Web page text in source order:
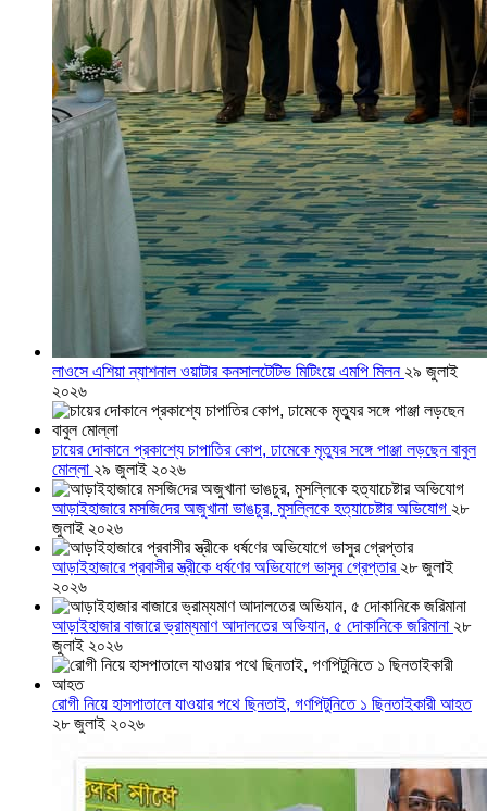
লাওসে এশিয়া ন্যাশনাল ওয়াটার কনসালটেটিভ মিটিংয়ে এমপি মিলন ২৯ জুলাই
২০২৬
চায়ের দোকানে প্রকাশ্যে চাপাতির কোপ, ঢামেকে মৃত্যুর সঙ্গে পাঞ্জা লড়ছেন বাবুল
মোল্লা ২৯ জুলাই ২০২৬
আড়াইহাজারে মস‌জি‌দের অজুখানা ভাঙচুর, মুসল্লিকে হত্যাচেষ্টার অভিযোগ ২৮
জুলাই ২০২৬
আড়াইহাজারে প্রবাসীর স্ত্রীকে ধর্ষণের অভিযোগে ভাসুর গ্রেপ্তার ২৮ জুলাই
২০২৬
আড়াইহাজার বাজারে ভ্রাম্যমাণ আদালতের অভিযান, ৫ দোকানিকে জরিমানা ২৮
জুলাই ২০২৬
রোগী নিয়ে হাসপাতালে যাওয়ার পথে ছিনতাই, গণপিটুনিতে ১ ছিনতাইকারী আহত
২৮ জুলাই ২০২৬